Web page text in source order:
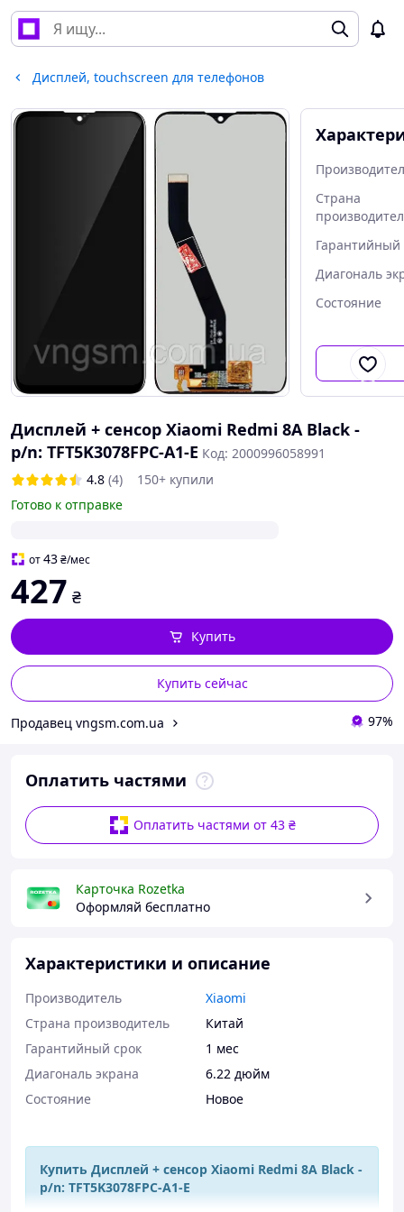
Дисплей, touchscreen для телефонов
Страна
Гарантийный
Диагональ
Состояние
Дисплей + сенсор Xiaomi Redmi 8A Black -
p/n: TFT5K3078FPC-A1-E Код: 2000996058991
4.8 (4)
150+ купили
Готово к отправке
от43₴/мес
427 ₴
Купить сейчас
Купить
Продавец vngsm.com.ua 97%
Оплатить частями
Оплатить частями от 43 ₴
Карточка Rozetka
Оформляй бесплатно
Характеристики и описание
Производитель
Xiaomi
Страна производитель
Китай
Гарантийный срок
1 мес
Диагональ экрана
6.22 дюйм
Состояние
Новое
Купить Дисплей + сенсор Xiaomi Redmi 8A Black -
p/n: TFT5K3078FPC-A1-E